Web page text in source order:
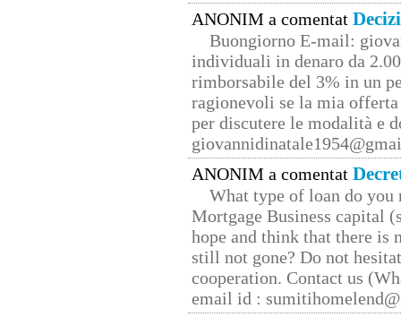
ANONIM a comentat
Buongiorno E-mail:
individuali in denaro da
rimborsabile del 3% in un
ragionevoli se la mia
per discutere le modalità e
ANONIM a comentat
What type of loan do you
Mortgage Business capital
hope and think that there is
still not gone? Do not
cooperation. Contact us
email id :